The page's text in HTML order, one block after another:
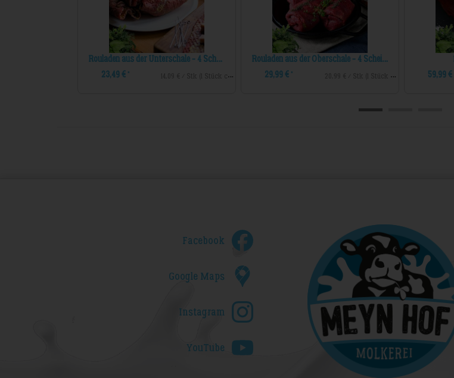
Rouladen aus der Unterschale - 4 Scheiben
23,49 € * 14,09 € / Stk (1 Stück ca. 600g)
Rouladen aus der Oberschale - 4 Scheiben
29,99 € * 20,99 € / Stk (1 Stück ca. 700g)
59,99 €
Facebook
Google Maps
Instagram
YouTube